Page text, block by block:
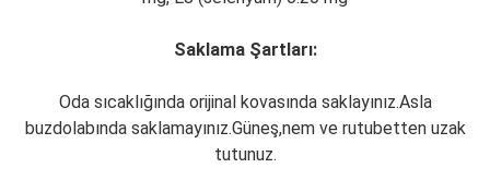
Saklama Şartları:
Oda sıcaklığında orijinal kovasında saklayınız.Asla
buzdolabında saklamayınız.Güneş,nem ve rutubetten uzak
tutunuz.